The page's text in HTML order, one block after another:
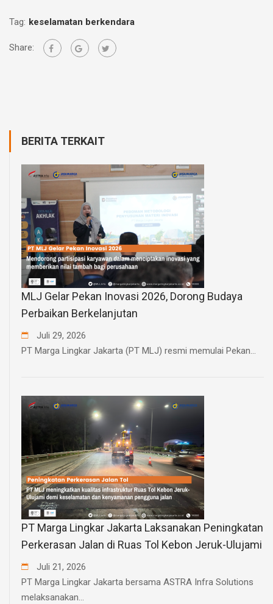
Tag: keselamatan berkendara
Share:
BERITA TERKAIT
MLJ Gelar Pekan Inovasi 2026, Dorong Budaya
Perbaikan Berkelanjutan
Juli 29, 2026
PT Marga Lingkar Jakarta (PT MLJ) resmi memulai Pekan...
PT Marga Lingkar Jakarta Laksanakan Peningkatan
Perkerasan Jalan di Ruas Tol Kebon Jeruk-Ulujami
Juli 21, 2026
PT Marga Lingkar Jakarta bersama ASTRA Infra Solutions
melaksanakan...